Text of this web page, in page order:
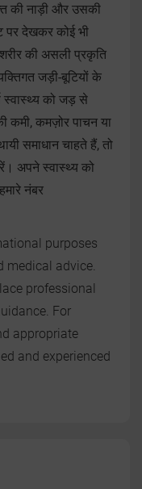
की नाड़ी और उसकी
पर देखकर कोई भी
की असली प्रकृति
जड़ी-बूटियों के
को जड़ से
कमी, कमज़ोर पाचन या
समाधान चाहते हैं, तो
अपने स्वास्थ्य को
नंबर
purposes
medical advice.
professional
For
appropriate
and experienced